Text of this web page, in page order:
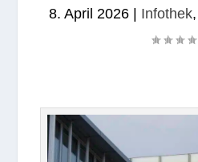
8. April 2026 Infothek,